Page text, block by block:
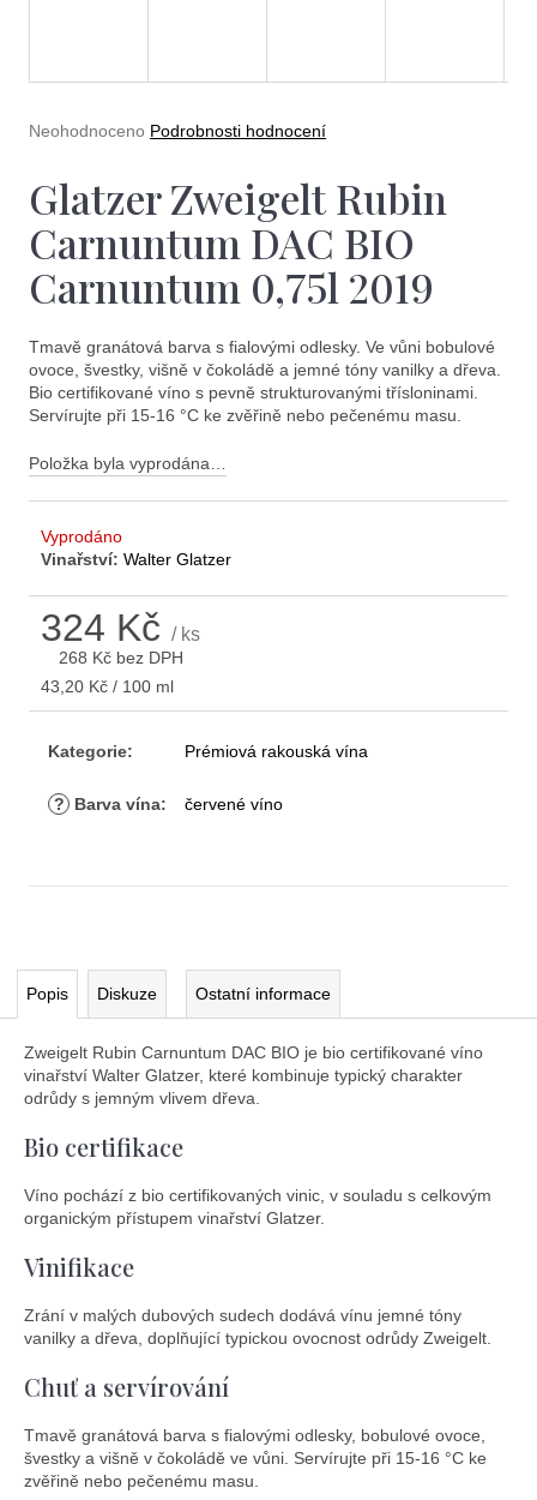
Průměrné
je
0,0
z
5
hvězdiček.
Neohodnoceno Podrobnosti hodnocení
Glatzer Zweigelt Rubin
Carnuntum DAC BIO
Carnuntum 0,75l 2019
Tmavě granátová barva s fialovými odlesky. Ve vůni bobulové
ovoce, švestky, višně v čokoládě a jemné tóny vanilky a dřeva.
Bio certifikované víno s pevně strukturovanými třísloninami.
Servírujte při 15-16 °C ke zvěřině nebo pečenému masu.
Položka byla vyprodána…
Vyprodáno
Vinařství:Walter Glatzer
324 Kč/ ks
268 Kč bez DPH
Měrná
cena:
43,20 Kč / 100 ml
Kategorie: Prémiová rakouská vína
? Barva vína: červené víno
Popis Diskuze Ostatní informace
Zweigelt Rubin Carnuntum DAC BIO je bio certifikované víno
vinařství Walter Glatzer, které kombinuje typický charakter
odrůdy s jemným vlivem dřeva.
Bio certifikace
Víno pochází z bio certifikovaných vinic, v souladu s celkovým
organickým přístupem vinařství Glatzer.
Vinifikace
Zrání v malých dubových sudech dodává vínu jemné tóny
vanilky a dřeva, doplňující typickou ovocnost odrůdy Zweigelt.
Chuť a servírování
Tmavě granátová barva s fialovými odlesky, bobulové ovoce,
švestky a višně v čokoládě ve vůni. Servírujte při 15-16 °C ke
zvěřině nebo pečenému masu.
e
n
j
í
t
?
Hledat
č